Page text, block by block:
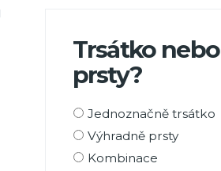
Trsátko nebo
prsty?
Možnosti
výběru
Jednoznačně trsátko
Výhradně prsty
Kombinace